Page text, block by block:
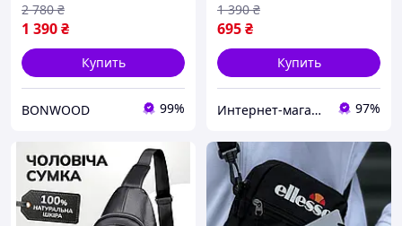
1 390₴
2 780 ₴
Купить
BONWOOD 99%
695₴
1 390 ₴
Купить
Интернет-магазин "EasyBuy" 97%